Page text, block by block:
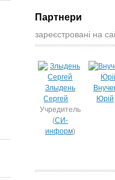
Партнери
зареєстровані на
Злыдень
Сергей
Учредитель
(СИ-
информ)
Юрій